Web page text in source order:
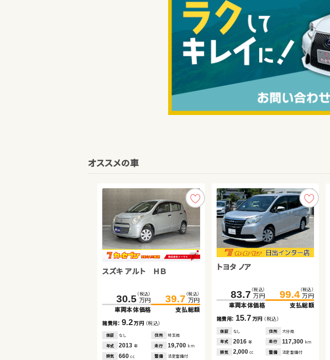
オススメの車
スズキ アルト ＨＢ
30.5 （税込）
万円
車両本体価格
39.7 （税込）
万円
支払総額
諸費用： 9.2万円 （税込）
保証 なし 住所
埼玉県
年式
2013年 走行 19,700 km
排気
660cc 整備 法定整備付
トヨタ ノア
83.7 （税込）
万円
車両本体価格
99.4（税込）
万円
支払総額
諸費用： 15.7 万円 （税込）
保証 なし 住所
大分県
年式
2016年 走行 117,300 km
排気
2,000cc 整備 法定整備付
ホンダ Ｎ ＢＯＸ
134.6 （税込）
万円
車両本体価格
139.8 （税込）
万円
支払総額
諸費用： 5.2万円 （税込）
保証 あり 住所
青森県
年式
2018年 走行 61,200 km
排気
660cc 整備 法定整備付
トヨタ ヴォクシー
175.8 （税込）
万円
車両本体価格
182.5 （税込）
万円
支払総額
諸費用： 6.7 万円 （税込）
保証 あり 住所
福島県
2016 年 55,200
排気
2,000 整備 法定整備付
スズキ スイフト
234.8 （税込）
万円
車両本体価格
248.0 （税込）
万円
支払総額
諸費用： 13.2万円（税込）
保証 あり 住所
千葉県
年式
2023年 走行 39,500 km
排気
1,400 整備 法定整備付
スズキ ジムニー
209.9 （税込）
万円
車両本体価格
214.9 （税込）
万円
支払総額
諸費用： 5.0 万円 （税込）
保証 あり 住所
徳島県
2021 年 27,500
排気
660 整備 法定整備付
トヨタ アルファード
636.0 （税込）
万円
車両本体価格
649.7
支払総額
13.7